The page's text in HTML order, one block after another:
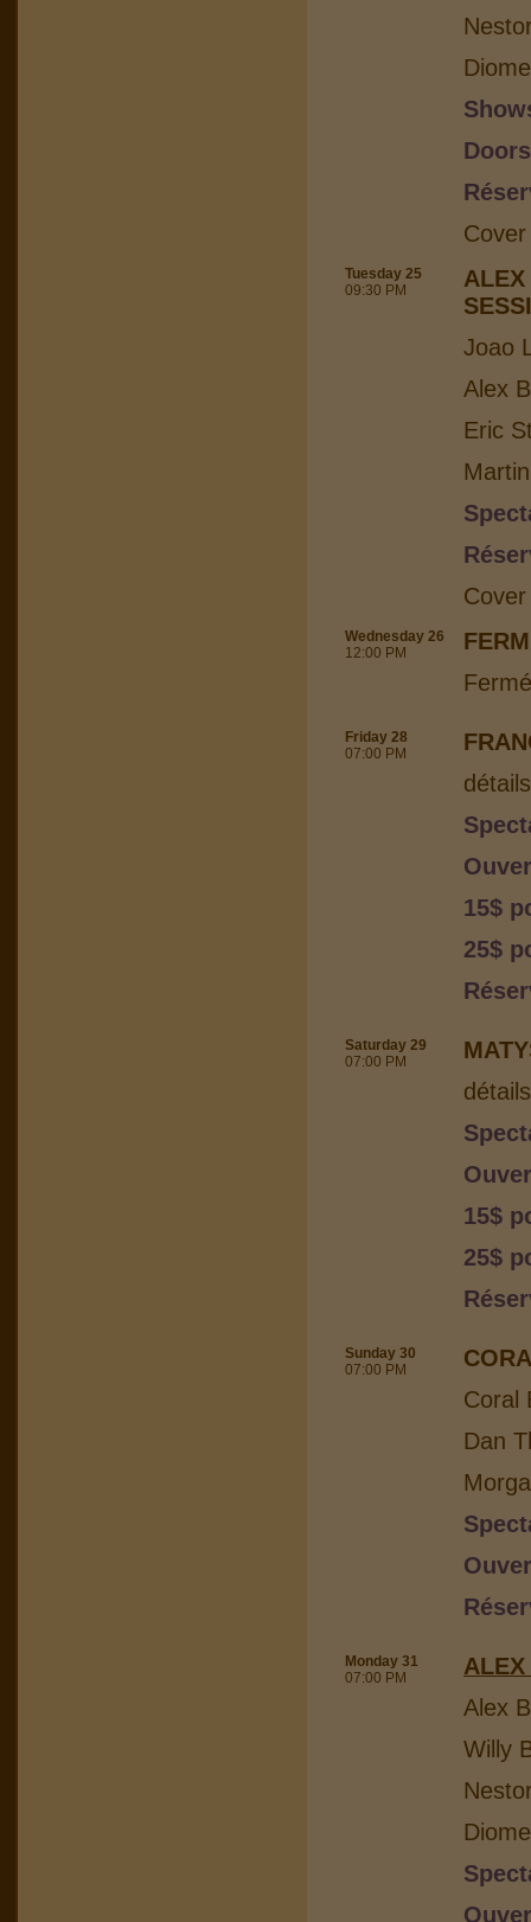
Tuesday 25
09:30 PM
Joao
Alex
Eric
Wednesday 26
12:00 PM
Friday 28
07:00 PM
15$
25$
Saturday 29
07:00 PM
15$
25$
Sunday 30
07:00 PM
Coral
Dan
Monday 31
07:00 PM
Alex
Willy